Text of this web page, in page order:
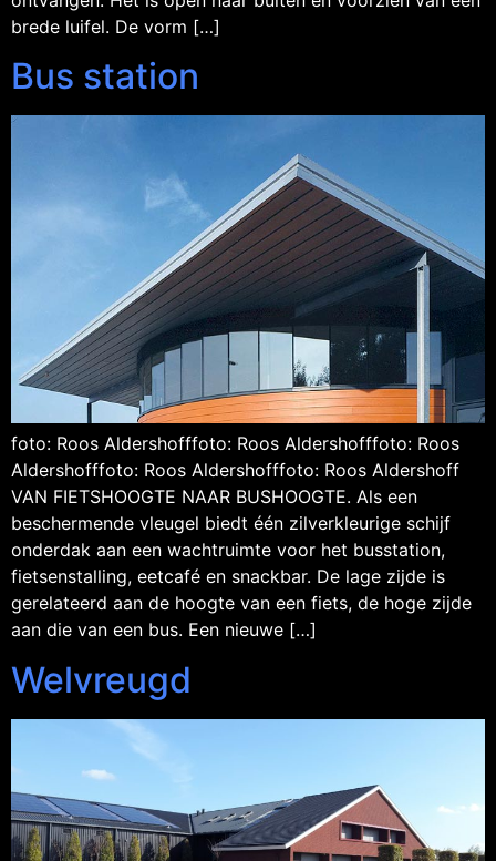
brede luifel. De vorm […]
Bus station
foto: Roos Aldershofffoto: Roos Aldershofffoto: Roos
Aldershofffoto: Roos Aldershofffoto: Roos Aldershoff
VAN FIETSHOOGTE NAAR BUSHOOGTE. Als een
beschermende vleugel biedt één zilverkleurige schijf
onderdak aan een wachtruimte voor het busstation,
fietsenstalling, eetcafé en snackbar. De lage zijde is
gerelateerd aan de hoogte van een fiets, de hoge zijde
aan die van een bus. Een nieuwe […]
Welvreugd